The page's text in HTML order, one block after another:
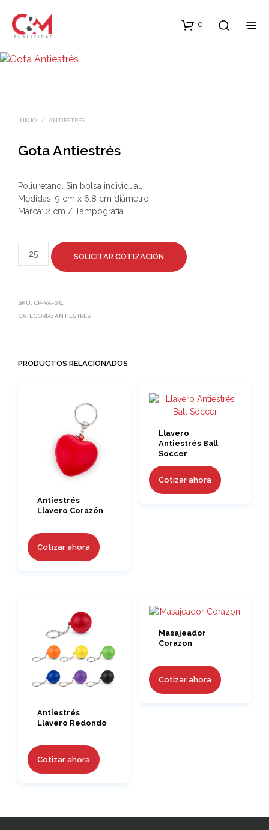
0
INICIO / ANTIESTRÉS
Gota Antiestrés
Poliuretano. Sin bolsa individual.
Medidas: 9 cm x 6.8 cm diámetro
Marca: 2 cm / Tampografía
SOLICITAR COTIZACIÓN
SKU: CP-VA-631
CATEGORÍA: ANTIESTRÉS
PRODUCTOS RELACIONADOS
Antiestrés
Llavero Corazón
Cotizar ahora
Llavero
Antiestrés Ball
Soccer
Cotizar ahora
Antiestrés
Llavero Redondo
Cotizar ahora
Masajeador
Corazon
Cotizar ahora